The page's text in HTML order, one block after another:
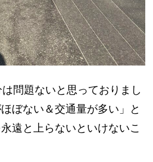
問題ないと思っておりまし
ぼない＆交通量が多い」と
遠と上らないといけないこ